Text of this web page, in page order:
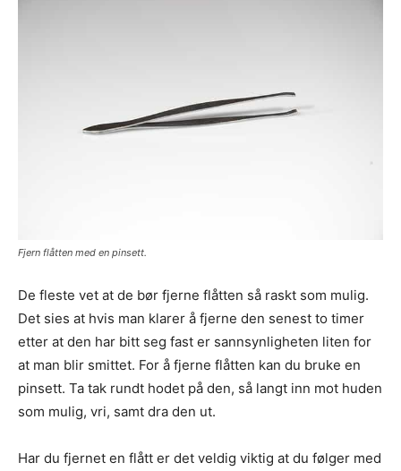
Fjern flåtten med en pinsett.
De fleste vet at de bør fjerne flåtten så raskt som mulig.
Det sies at hvis man klarer å fjerne den senest to timer
etter at den har bitt seg fast er sannsynligheten liten for
at man blir smittet. For å fjerne flåtten kan du bruke en
pinsett. Ta tak rundt hodet på den, så langt inn mot huden
som mulig, vri, samt dra den ut.
Har du fjernet en flått er det veldig viktig at du følger med